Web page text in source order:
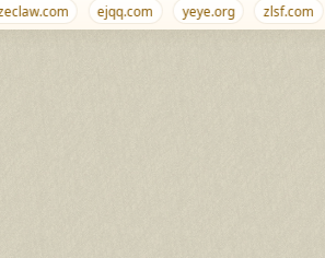
ejqq.com yeye.org zlsf.com